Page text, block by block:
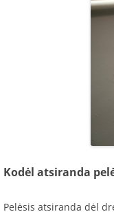
Kodėl atsiranda
Pelėsis atsiranda dėl